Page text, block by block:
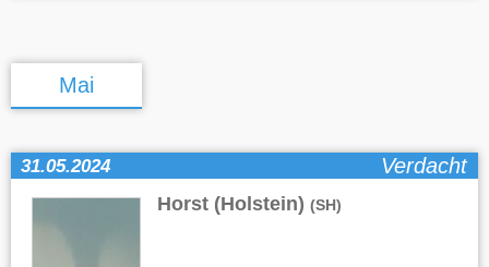
Mai
31.05.2024 Verdacht
Horst (Holstein) (SH)